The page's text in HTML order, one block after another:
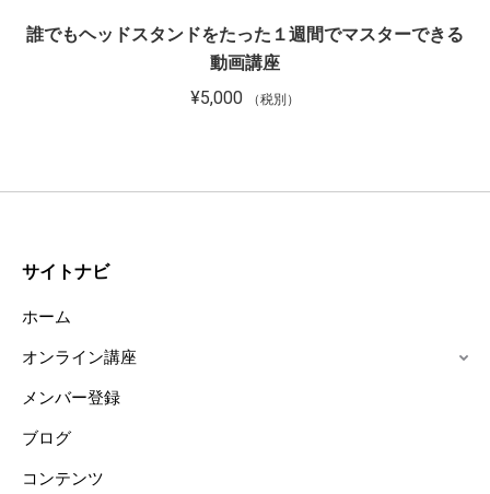
誰でもヘッドスタンドをたった１週間でマスターできる
動画講座
¥5,000 （税別）
サイトナビ
ホーム
オンライン講座
メンバー登録
ブログ
コンテンツ